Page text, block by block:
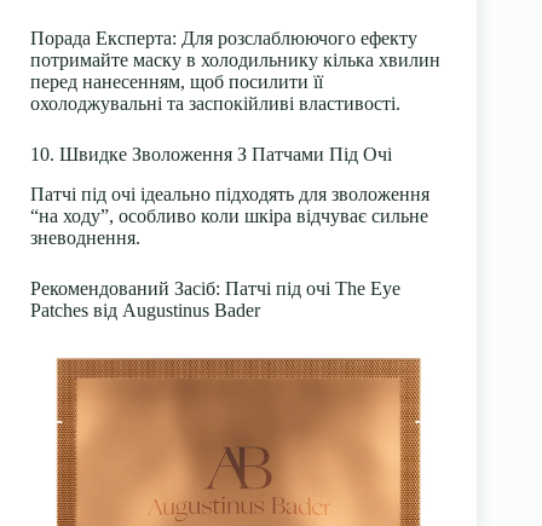
Порада Експерта: Для розслаблюючого ефекту
потримайте маску в холодильнику кілька хвилин
перед нанесенням, щоб посилити її
охолоджувальні та заспокійливі властивості.
10. Швидке Зволоження З Патчами Під Очі
Патчі під очі ідеально підходять для зволоження
“на ходу”, особливо коли шкіра відчуває сильне
зневоднення.
Рекомендований Засіб: Патчі під очі The Eye
Patches від Augustinus Bader